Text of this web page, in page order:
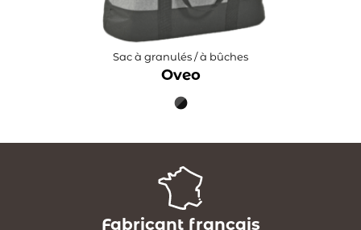
Sac à granulés / à bûches
Oveo
Fabricant français